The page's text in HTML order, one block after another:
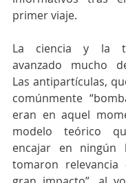
primer viaje.
La ciencia y la
avanzado mucho
Las antipartículas,
comúnmente
eran en aquel
modelo teórico
encajar en ningún
tomaron relevancia